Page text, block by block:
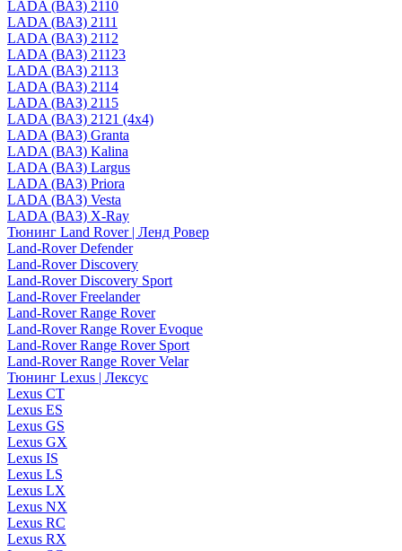
LADA (ВАЗ) 2110
LADA (ВАЗ) 2111
LADA (ВАЗ) 2112
LADA (ВАЗ) 21123
LADA (ВАЗ) 2113
LADA (ВАЗ) 2114
LADA (ВАЗ) 2115
LADA (ВАЗ) 2121 (4x4)
LADA (ВАЗ) Granta
LADA (ВАЗ) Kalina
LADA (ВАЗ) Largus
LADA (ВАЗ) Priora
LADA (ВАЗ) Vesta
LADA (ВАЗ) X-Ray
Тюнинг Land Rover | Ленд Ровер
Land-Rover Defender
Land-Rover Discovery
Land-Rover Discovery Sport
Land-Rover Freelander
Land-Rover Range Rover
Land-Rover Range Rover Evoque
Land-Rover Range Rover Sport
Land-Rover Range Rover Velar
Тюнинг Lexus | Лексус
Lexus CT
Lexus ES
Lexus GS
Lexus GX
Lexus IS
Lexus LS
Lexus LX
Lexus NX
Lexus RC
Lexus RX